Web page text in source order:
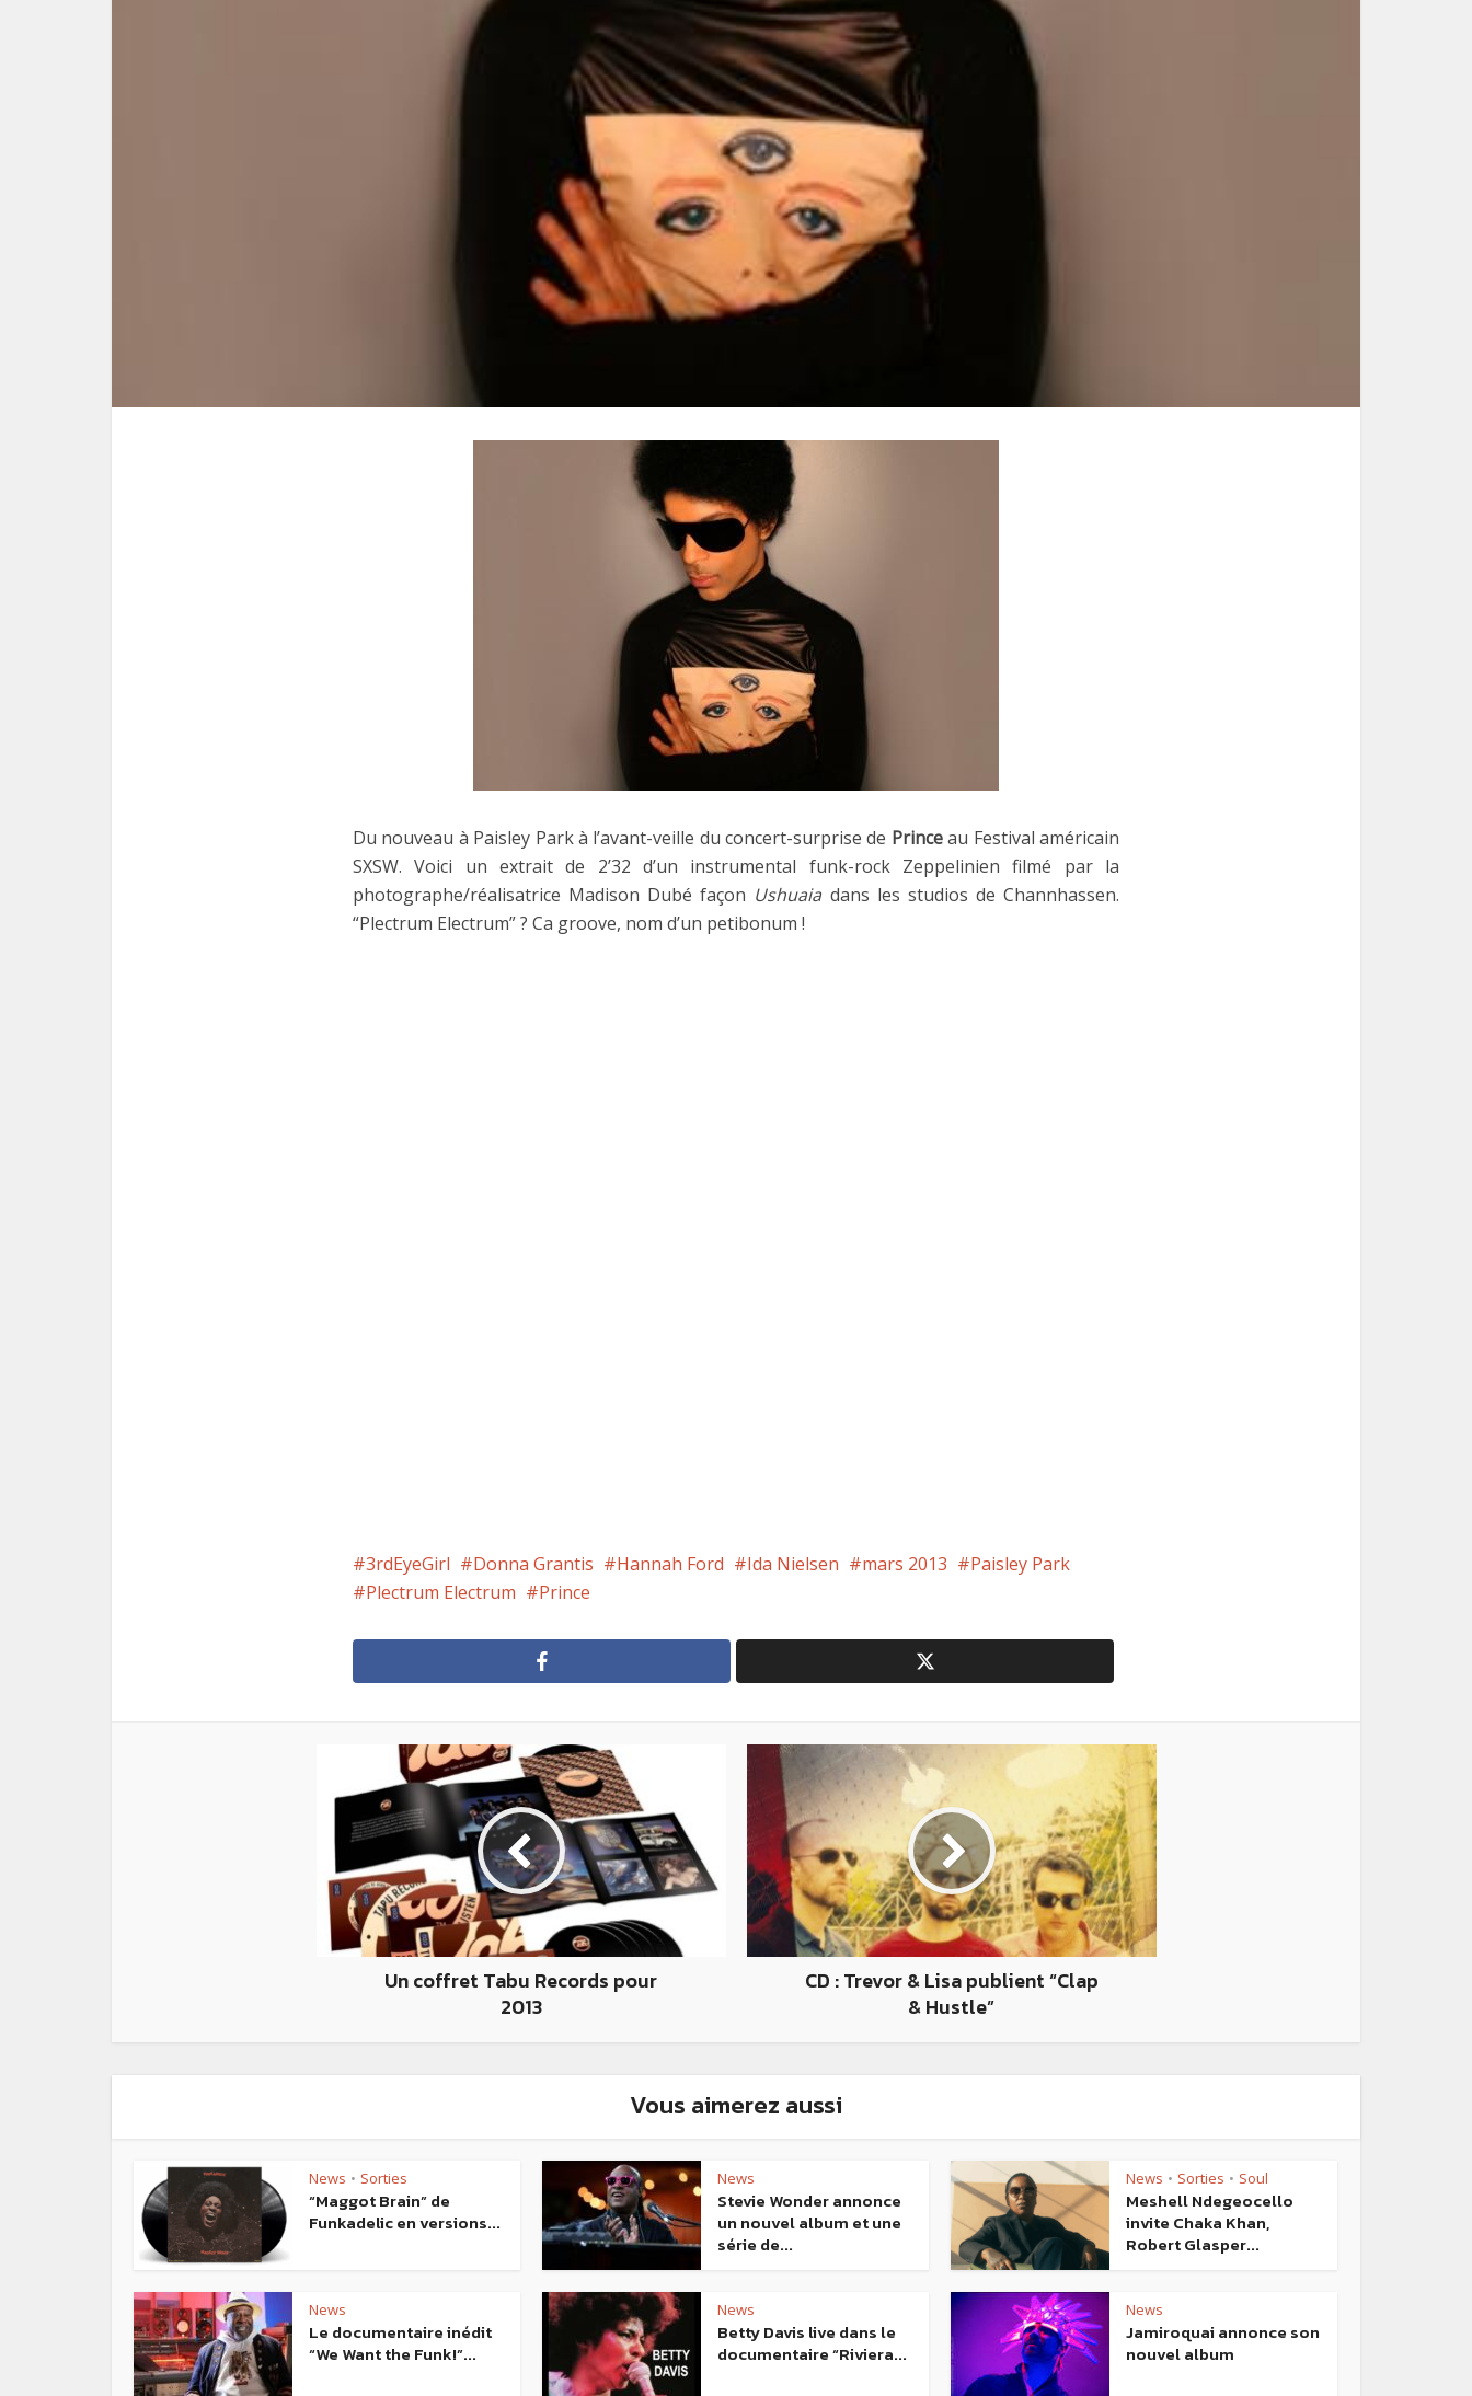
Du nouveau à Paisley Park à l’avant-veille du concert-surprise de Princeau Festival américain
SXSW. Voici un extrait de 2’32 d’un instrumental funk-rock Zeppelinien filmé par la
photographe/réalisatrice Madison Dubé façon Ushuaia dans les studios de Channhassen.
“Plectrum Electrum” ? Ca groove, nom d’un petibonum !
3rdEyeGirl Donna Grantis Hannah Ford Ida Nielsen mars 2013
Paisley Park
Plectrum Electrum
Prince
Un coffret Tabu Records pour
2013
CD : Trevor & Lisa publient “Clap
& Hustle”
Vous aimerez aussi
News • Sorties
“Maggot Brain” de
Funkadelic en versions...
News
Stevie Wonder annonce
un nouvel album et une
série de...
News • Sorties • Soul
Meshell Ndegeocello
invite Chaka Khan,
Robert Glasper...
News
Le documentaire inédit
“We Want the Funk!”...
News
Betty Davis live dans le
documentaire “Riviera...
News
Jamiroquai annonce son
nouvel album